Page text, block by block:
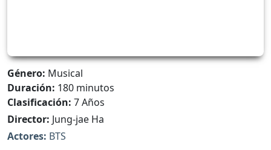
Género: Musical
Duración: 180 minutos
Clasificación: 7 Años
Director: Jung-jae Ha
Actores: BTS